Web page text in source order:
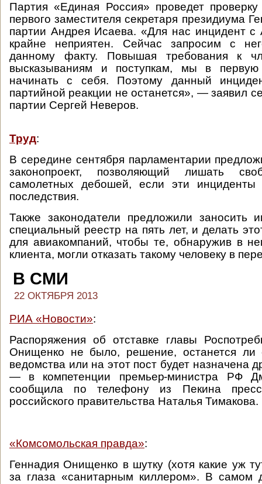
Партия «Единая Россия» проведет
первого заместителя секретаря президиума
партии Андрея Исаева. «Для нас инцидент
крайне неприятен. Сейчас запросим с
данному факту. Повышая требования к
высказываниям и поступкам, мы в
начинать с себя. Поэтому данный
партийной реакции не останется», — заявил
партии Сергей Неверов.
Труд:
В середине сентября парламентарии
законопроект, позволяющий лишать
самолетных дебошей, если эти инциденты
последствия.
Также законодатели предложили заносить
специальный реестр на пять лет, и делать
для авиакомпаний, чтобы те, обнаружив в
клиента, могли отказать такому человеку в
В СМИ
22 ОКТЯБРЯ 2013
РИА «Новости»:
Распоряжения об отставке главы
Онищенко не было, решение, останется ли
ведомства или на этот пост будет назначена
— в компетенции премьер-министра РФ
сообщила по телефону из Пекина пресс-
российского правительства Наталья Тимакова.
«Комсомольская правда»:
Геннадия Онищенко в шутку (хотя какие уж
за глаза «санитарным киллером». В самом